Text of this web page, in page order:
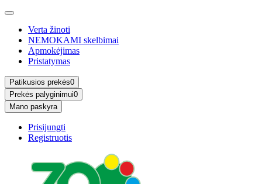
Verta žinoti
NEMOKAMI skelbimai
Apmokėjimas
Pristatymas
Patikusios prekės0
Prekės palyginimui0
Mano paskyra
Prisijungti
Registruotis